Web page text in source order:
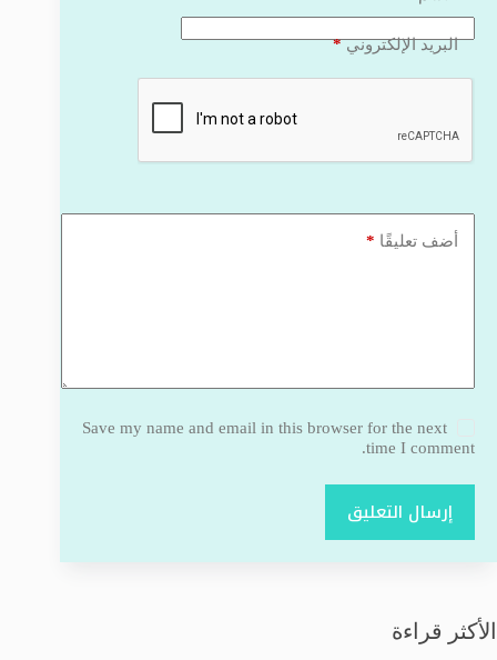
البريد الإلكتروني*
أضف تعليقًا *
Save my name and email in this browser for the next
time I comment.
إرسال التعليق
الأكثر قراءة